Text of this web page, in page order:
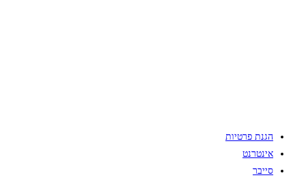
הגנת פרטיות
אינטרנט
סייבר